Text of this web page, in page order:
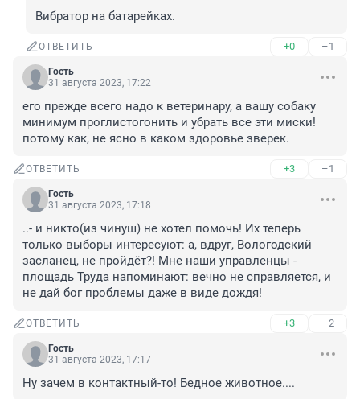
Вибратор на батарейках.
ОТВЕТИТЬ +0 –1
Гость
31 августа 2023, 17:22
его прежде всего надо к ветеринару, а вашу собаку
минимум проглистогонить и убрать все эти миски!
потому как, не ясно в каком здоровье зверек.
ОТВЕТИТЬ +3 –1
Гость
31 августа 2023, 17:18
..- и никто(из чинуш) не хотел помочь! Их теперь
только выборы интересуют: а, вдруг, Вологодский
засланец, не пройдёт?! Мне наши управленцы -
площадь Труда напоминают: вечно не справляется, и
не дай бог проблемы даже в виде дождя!
ОТВЕТИТЬ +3 –2
Гость
31 августа 2023, 17:17
Ну зачем в контактный-то! Бедное животное....